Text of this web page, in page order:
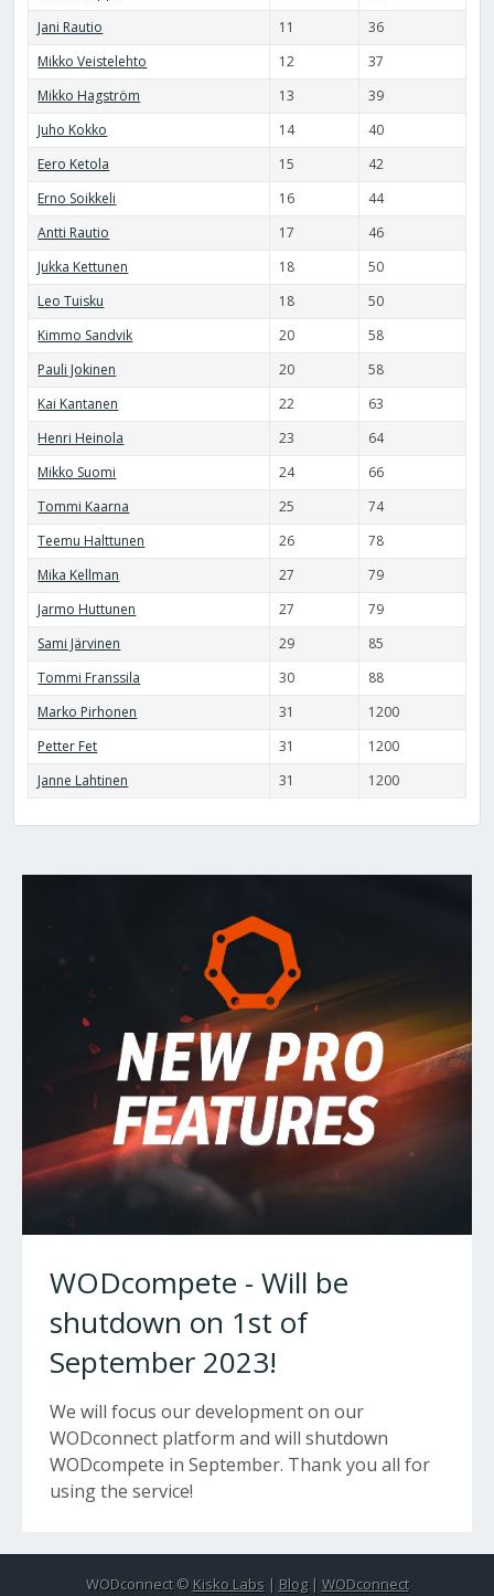
Jani Rautio
11
36
Mikko Veistelehto
12
37
Mikko Hagström
13
39
Juho Kokko
14
40
Eero Ketola
15
42
Erno Soikkeli
16
44
Antti Rautio
17
46
Jukka Kettunen
18
50
Leo Tuisku
18
50
Kimmo Sandvik
20
58
Pauli Jokinen
20
58
Kai Kantanen
22
63
Henri Heinola
23
64
Mikko Suomi
24
66
Tommi Kaarna
25
74
Teemu Halttunen
26
78
Mika Kellman
27
79
Jarmo Huttunen
27
79
Sami Järvinen
29
85
Tommi Franssila
30
88
Marko Pirhonen
31
1200
Petter Fet
31
1200
Janne Lahtinen
31 1200
WODcompete - Will be
shutdown on 1st of
September 2023!
We will focus our development on our
WODconnect platform and will shutdown
WODcompete in September. Thank you all for
using the service!
WODconnect © Kisko Labs| Blog| WODconnect